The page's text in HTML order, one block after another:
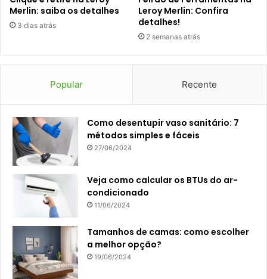
Merlin: saiba os detalhes
3 dias atrás
Leroy Merlin: Confira
detalhes!
2 semanas atrás
Popular Recente
Como desentupir vaso sanitário: 7
métodos simples e fáceis
27/06/2024
Veja como calcular os BTUs do ar-
condicionado
11/06/2024
Tamanhos de camas: como escolher
a melhor opção?
19/06/2024